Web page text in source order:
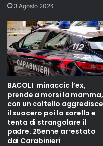
3 Agosto 2026
BACOLI: minaccia l’ex,
prende a morsi la mamma,
con un coltello aggredisce
il suocero poi la sorella e
tenta di strangolare il
padre. 25enne arrestato
dai Carabinieri